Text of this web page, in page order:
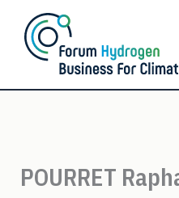
contenu
POURRET